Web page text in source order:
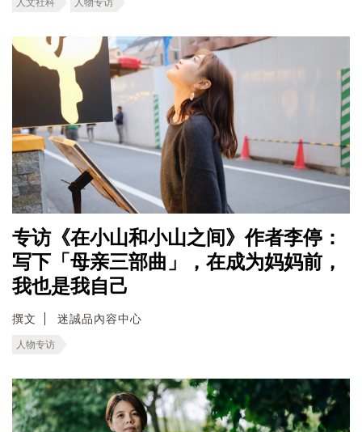
专访《在小山和小山之间》作者李停：
写下「母亲三部曲」，在成为妈妈前，
我也是我自己
撰文 迷誠品內容中心
人物专访